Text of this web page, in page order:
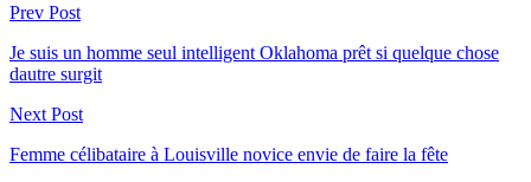
Prev Post
Je suis un homme seul intelligent Oklahoma prêt si quelque chose
dautre surgit
Next Post
Femme célibataire à Louisville novice envie de faire la fête